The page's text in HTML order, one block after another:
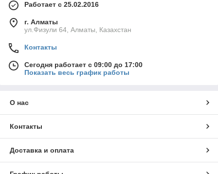
Работает с 25.02.2016
г. Алматы
ул.Физули 64, Алматы, Казахстан
Контакты
Сегодня работает с 09:00 до 17:00
Показать весь график работы
О нас
Контакты
Доставка и оплата